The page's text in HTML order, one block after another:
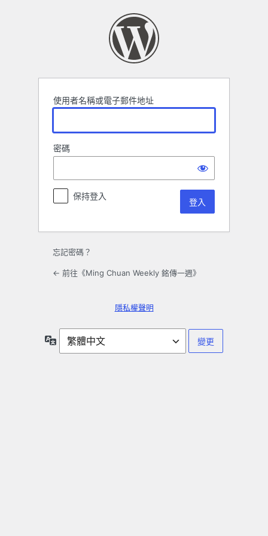
使用者名稱或電子郵件地址
密碼
保持登入
忘記密碼？
← 前往《Ming Chuan Weekly 銘傳一週》
隱私權聲明
言